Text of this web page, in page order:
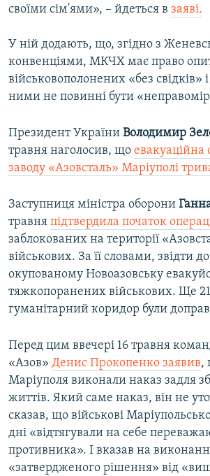
своїми сім'ями», – йдеться в заяві.
У ній додають, що, згідно з
конвенціями, МКЧХ має право
військовополонених «без свідків»
ними не повинні бути
Президент України Володимир
травня наголосив, що евакуаційна
заводу «Азовсталь» Маріуполі
Заступниця міністра оборони
травня підтвердила початок
заблокованих на території
військових. За її словами, звідти
окупованому Новоазовську
тяжкопоранених військових. Ще
гуманітарний коридор були
Перед цим ввечері 16 травня
«Азов» Денис Прокопенко заявив,
Маріуполя виконали наказ задля
життів. Який саме наказ, він не
сказав, що військові
дні «відтягували на себе
противника». І вказав на
«затвердженого рішення» від